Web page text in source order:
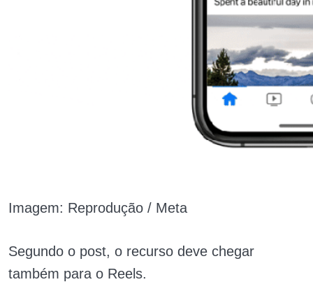
Imagem: Reprodução / Meta
Segundo o post, o recurso deve chegar
também para o Reels.